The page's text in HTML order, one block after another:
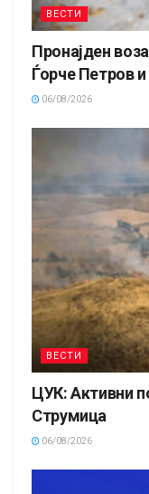
ВЕСТИ
Пронајден
Ѓорче Петров
06/08/2026
ВЕСТИ
ЦУК: Активни
Струмица
06/08/2026